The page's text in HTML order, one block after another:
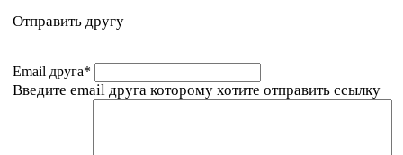
Отправить другу
Email друга*
Введите email друга которому хотите отправить ссылку